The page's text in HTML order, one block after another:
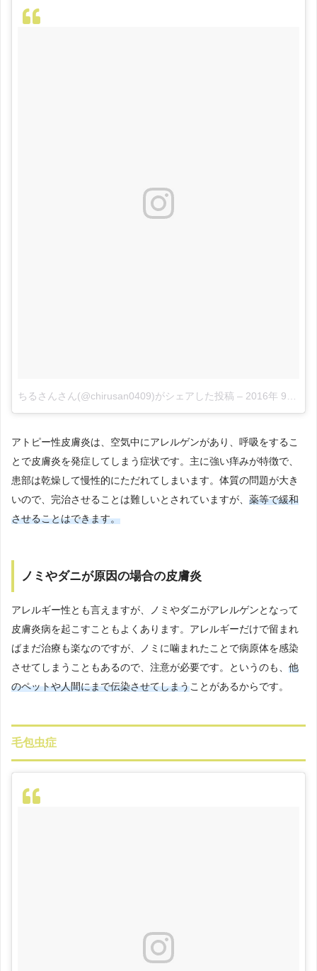
ちるさんさん(@chirusan0409)がシェアした投稿 – 2016年 9月月8日午後5時52分PDT
アトピー性皮膚炎は、空気中にアレルゲンがあり、呼吸をするこ
とで皮膚炎を発症してしまう症状です。主に強い痒みが特徴で、
患部は乾燥して慢性的にただれてしまいます。体質の問題が大き
いので、完治させることは難しいとされていますが、 薬等で緩和
させることはできます。
ノミやダニが原因の場合の皮膚炎
アレルギー性とも言えますが、ノミやダニがアレルゲンとなって
皮膚炎病を起こすこともよくあります。アレルギーだけで留まれ
ばまだ治療も楽なのですが、ノミに噛まれたことで病原体を感染
させてしまうこともあるので、注意が必要です。というのも、 他
のペットや人間にまで伝染させてしまうことがあるからです。
毛包虫症